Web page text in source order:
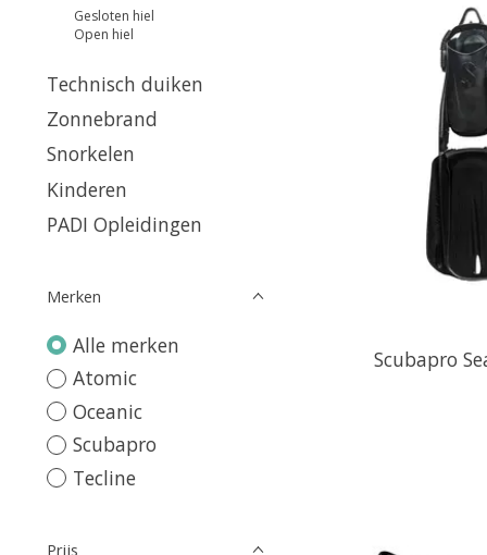
Gesloten hiel
Open hiel
Technisch duiken
Zonnebrand
Snorkelen
Kinderen
PADI Opleidingen
Merken
Alle merken
Atomic
Oceanic
Scubapro
Tecline
Prijs
Scubapro